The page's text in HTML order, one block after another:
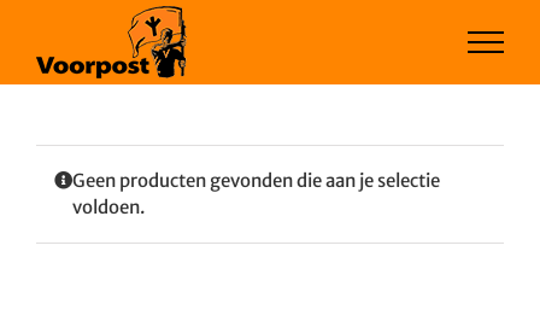
inhoud
Geen producten gevonden die aan je selectie
voldoen.